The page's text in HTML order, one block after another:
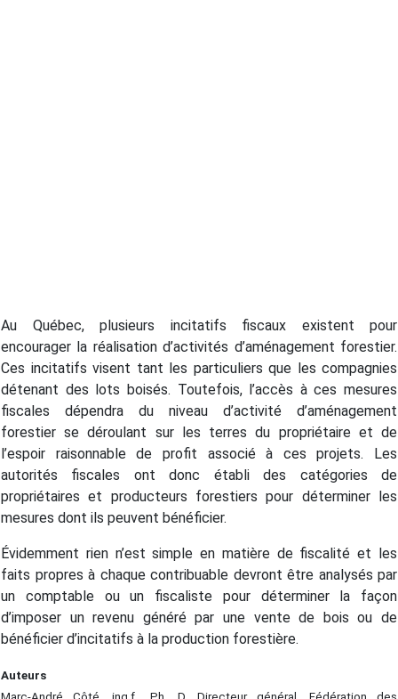
Au Québec, plusieurs incitatifs fiscaux existent pour
encourager la réalisation d’activités d’aménagement forestier.
Ces incitatifs visent tant les particuliers que les compagnies
détenant des lots boisés. Toutefois, l’accès à ces mesures
fiscales dépendra du niveau d’activité d’aménagement
forestier se déroulant sur les terres du propriétaire et de
l’espoir raisonnable de profit associé à ces projets. Les
autorités fiscales ont donc établi des catégories de
propriétaires et producteurs forestiers pour déterminer les
mesures dont ils peuvent bénéficier.
Évidemment rien n’est simple en matière de fiscalité et les
faits propres à chaque contribuable devront être analysés par
un comptable ou un fiscaliste pour déterminer la façon
d’imposer un revenu généré par une vente de bois ou de
bénéficier d’incitatifs à la production forestière.
Auteurs